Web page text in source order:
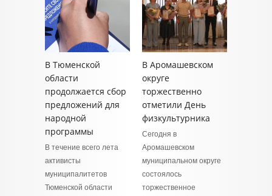
В Тюменской
области
продолжается сбор
предложений для
народной
программы
В течение всего лета
активисты
муниципалитетов
Тюменской области
В Аромашевском
округе
торжественно
отметили День
физкультурника
Сегодня в
Аромашевском
муниципальном округе
состоялось
торжественное